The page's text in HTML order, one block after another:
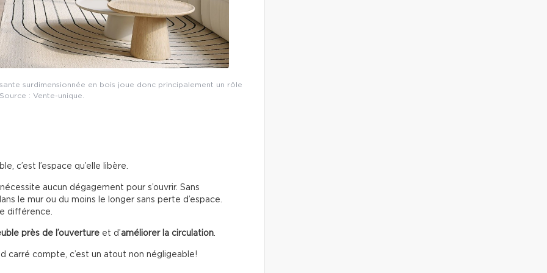
surdimensionnée en bois joue donc principalement un rôle
: Vente-unique.
c’est l’espace qu’elle libère.
aucun dégagement pour s’ouvrir. Sans
le mur ou du moins le longer sans perte d’espace.
différence.
près de l’ouverture et d’améliorer la circulation.
carré compte, c’est un atout non négligeable!